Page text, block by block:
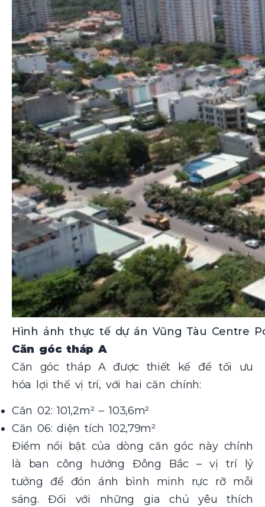
Hình ảnh thực tế dự án Vũng Tàu Centre
Căn góc tháp A
Căn góc tháp A được thiết kế để tối ưu
hóa lợi thế vị trí, với hai căn chính:
Căn 02: 101,2m² – 103,6m²
Căn 06: diện tích 102,79m²
Điểm nổi bật của dòng căn góc này chính
là ban công hướng Đông Bắc – vị trí lý
tưởng để đón ánh bình minh rực rỡ mỗi
sáng. Đối với những gia chủ yêu thích